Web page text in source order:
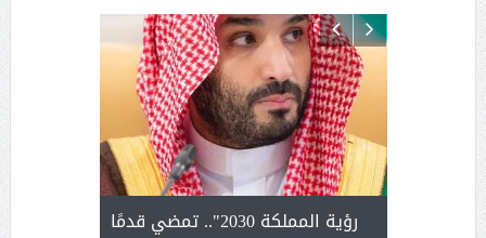
رؤية المملكة 2030".. تمضي قدمًا